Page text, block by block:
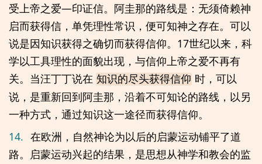
受上帝之爱—印证信。阿圭那的路线是：无须倚赖神
启而获得信，单凭理性常识，便可知神之存在。可以
说是因知识获得之确切而获得信仰。17世纪以来，科
学以工具理性的面貌出现，与信仰上帝之爱不再有
关。当汪丁丁说在 知识的尽头获得信仰 时，可以
说，是重新回到阿圭那，沿着不可知论的路线，以另
一种方式，通过知识这一途径而获得信仰。
14. 在欧洲，自然神论为以后的启蒙运动铺平了道
路。启蒙运动兴起的结果，是思想从神学和教会的监